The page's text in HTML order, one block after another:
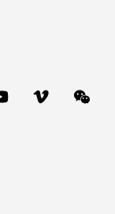
YouTube Vimeo